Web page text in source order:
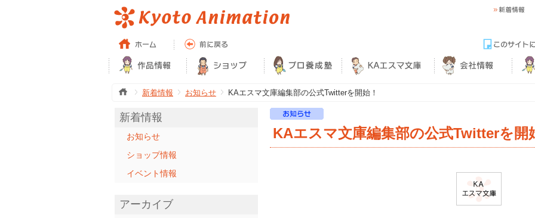
新着情報 お知らせ KAエスマ文庫編集部の公式Twitterを開始！
新着情報
お知らせ
ショップ情報
イベント情報
アーカイブ
KAエスマ文庫編集部の公式Twitterを開